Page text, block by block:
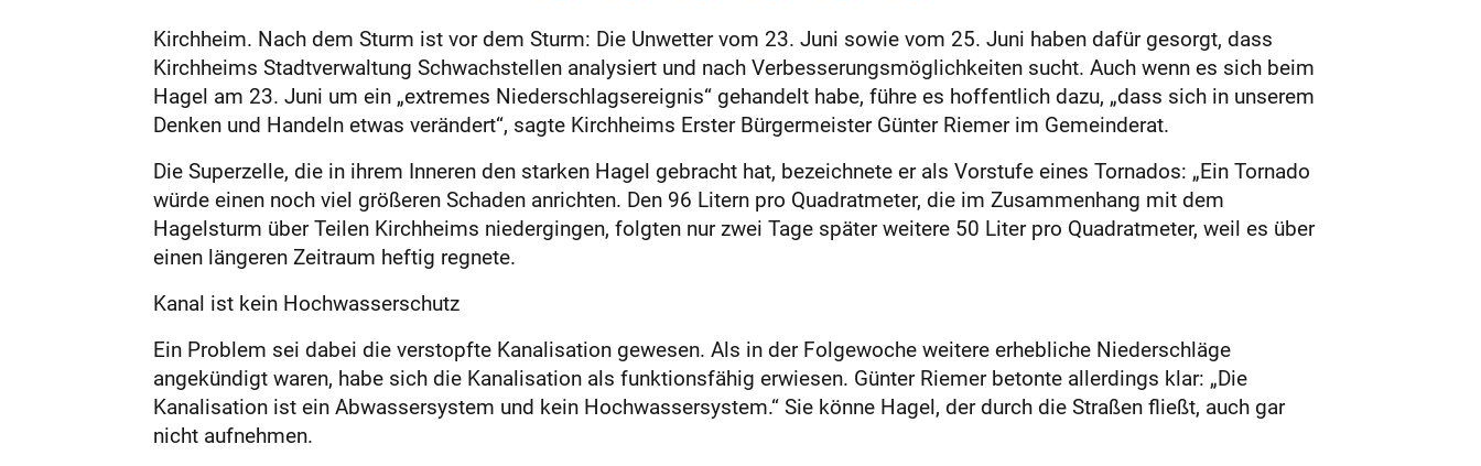
Kirchheim. Nach dem Sturm ist vor dem Sturm: Die Unwetter vom 23. Juni sowie vom 25. Juni haben dafür gesorgt, dass
Kirchheims Stadtverwaltung Schwachstellen analysiert und nach Verbesserungsmöglichkeiten sucht. Auch wenn es sich beim
Hagel am 23. Juni um ein „extremes Niederschlagsereignis“ gehandelt habe, führe es hoffentlich dazu, „dass sich in unserem
Denken und Handeln etwas verändert“, sagte Kirchheims Erster Bürgermeister Günter Riemer im Gemeinderat.
Die Superzelle, die in ihrem Inneren den starken Hagel gebracht hat, bezeichnete er als Vorstufe eines Tornados: „Ein Tornado
würde einen noch viel größeren Schaden anrichten. Den 96 Litern pro Quadratmeter, die im Zusammenhang mit dem
Hagelsturm über Teilen Kirchheims niedergingen, folgten nur zwei Tage später weitere 50 Liter pro Quadratmeter, weil es über
einen längeren Zeitraum heftig regnete.
Kanal ist kein Hochwasserschutz
Ein Problem sei dabei die verstopfte Kanalisation gewesen. Als in der Folgewoche weitere erhebliche Niederschläge
angekündigt waren, habe sich die Kanalisation als funktionsfähig erwiesen. Günter Riemer betonte allerdings klar: „Die
Kanalisation ist ein Abwassersystem und kein Hochwassersystem.“ Sie könne Hagel, der durch die Straßen fließt, auch gar
nicht aufnehmen.